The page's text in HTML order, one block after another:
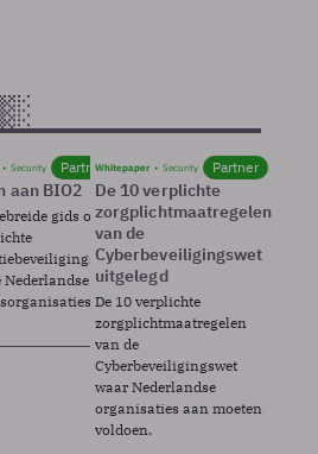
Security Partner
aan BIO2
gids over BIO2,
Nederlandse
Whitepaper Security Partner
De 10 verplichte
zorgplichtmaatregelen
van de
Cyberbeveiligingswet
uitgelegd
De 10 verplichte
zorgplichtmaatregelen
van de
Cyberbeveiligingswet
waar Nederlandse
organisaties aan moeten
voldoen.